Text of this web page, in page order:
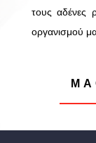
τους αδένες
οργανισμού